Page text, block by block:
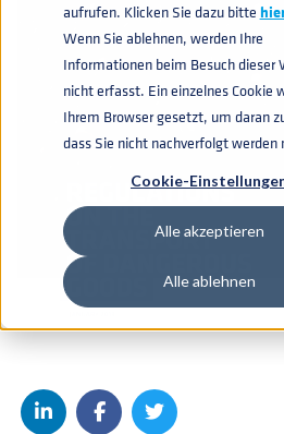
aufrufen. Klicken Sie dazu bitte
Wenn Sie ablehnen, werden Ihre
Informationen beim Besuch dieser
nicht erfasst. Ein einzelnes Cookie
Ihrem Browser gesetzt, um daran
dass Sie nicht nachverfolgt werden
Cookie-
Alle akzeptieren
Alle ablehnen